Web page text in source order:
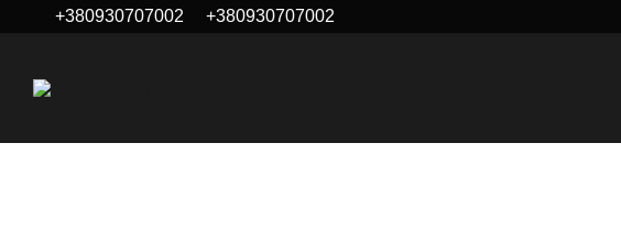
Перейти до основного контенту
+380930707002 +380930707002